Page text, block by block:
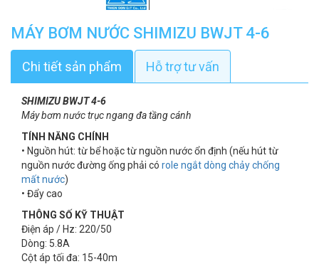
MÁY BƠM NƯỚC SHIMIZU BWJT 4-6
Chi tiết sản phẩm Hỗ trợ tư vấn
SHIMIZU BWJT 4-6
Máy bơm nước trục ngang đa tầng cánh
TÍNH NĂNG CHÍNH
• Nguồn hút: từ bể hoặc từ nguồn nước ổn định (nếu hút từ
nguồn nước đường ống phải có role ngắt dòng chảy chống
mất nước)
• Đẩy cao
THÔNG SỐ KỸ THUẬT
Điện áp / Hz: 220/50
Dòng: 5.8A
Cột áp tối đa: 15-40m